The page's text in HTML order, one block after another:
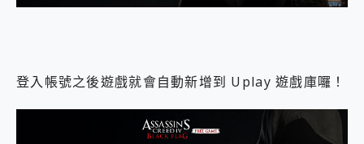
登入帳號之後遊戲就會自動新增到 Uplay 遊戲庫囉！